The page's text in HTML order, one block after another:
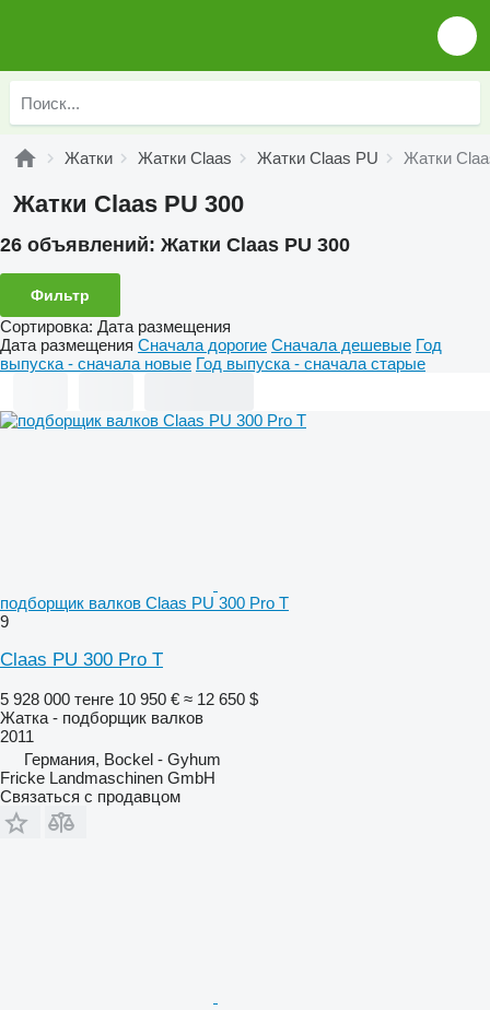
Жатки Жатки Claas Жатки Claas PU Жатки
Жатки Claas PU 300
26 объявлений: Жатки Claas PU 300
Фильтр
Сортировка: Дата размещения
Дата размещения Сначала дорогие Сначала дешевые Год
выпуска - сначала новые Год выпуска - сначала старые
подборщик валков Claas PU 300 Pro T
9
Claas PU 300 Pro T
5 928 000 тенге 10 950 € ≈ 12 650 $
Жатка - подборщик валков
2011
Германия, Bockel - Gyhum
Fricke Landmaschinen GmbH
Связаться с продавцом